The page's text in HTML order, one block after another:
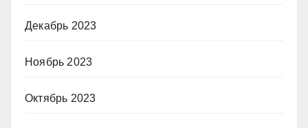
Декабрь 2023
Ноябрь 2023
Октябрь 2023